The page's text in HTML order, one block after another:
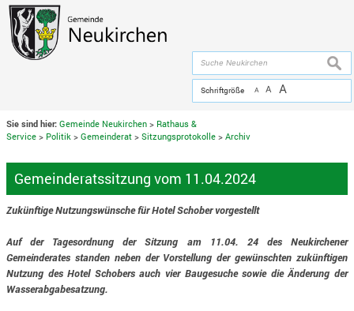
Zum Inhalt,zur Navigation
Schriftgröße A A A
Sie sind hier: Gemeinde Neukirchen > Rathaus &
Service > Politik >Gemeinderat >Sitzungsprotokolle >Archiv
Gemeinderatssitzung vom 11.04.2024
Zukünftige Nutzungswünsche für Hotel Schober vorgestellt
Auf der Tagesordnung der Sitzung am 11.04. 24 des Neukirchener
Gemeinderates standen neben der Vorstellung der gewünschten zukünftigen
Nutzung des Hotel Schobers auch vier Baugesuche sowie die Änderung der
Wasserabgabesatzung.